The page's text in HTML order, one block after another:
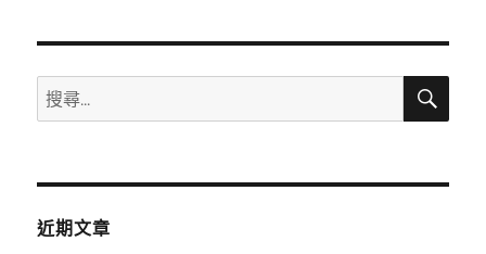
搜
尋
鍵
搜
近期文章